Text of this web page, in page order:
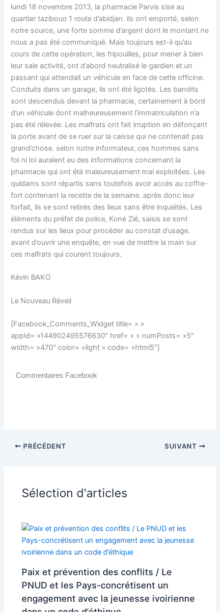
lundi 18 novembre 2013, la pharmacie Parvis sise au
quartier tazibouo 1 route d’abidjan. ils ont emporté, selon
notre source, une forte somme d’argent dont le montant ne
nous a pas été communiqué. Mais toujours est-il qu’au
cours de cette opération, les fripouilles, pour mener à bien
leur sale activité, ont d’abord neutralisé le gardien et un
passant qui attendait un véhicule en face de cette officine.
Conduits dans un garage, ils ont été ligotés. Les bandits
sont descendus devant la pharmacie, certainement à bord
d’un véhicule dont malheureusement l’immatriculation n’a
pas été rélevée. Les malfrats ont fait irruption en défonçant
la porte avant de se ruer sur la caisse qui ne contenait pas
grand’chose. selon notre informateur, ces hommes sans
foi ni loi auraient eu des informations concernant la
pharmacie qui ont été maleureusement mal exploitées. Les
quidams sont répartis sans toutefois avoir accès au coffre-
fort contenant la recette de la semaine. après donc leur
forfait, ils se sont retirés des lieux sans être inquiétés. Les
éléments du préfet de police, Koné Zié, saisis se sont
rendus sur les lieux pour procéder au constat d’usage.
avant d’ouvrir une enquête, en vue de mettre la main sur
ces malfrats qui courent toujours.
Kévin BAKO
Le Nouveau Réveil
[Facebook_Comments_Widget title= » »
appId= »144902495576630″ href= » » numPosts= »5″
width= »470″ color= »light » code= »html5″]
Commentaires Facebook
PRÉCÉDENT SUIVANT
Sélection d'articles
Paix et prévention des conflits / Le
PNUD et les Pays-concrétisent un
engagement avec la jeunesse ivoirienne